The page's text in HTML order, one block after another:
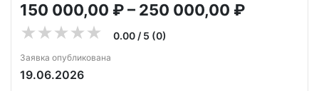
150 000,00 ₽ – 250 000,00 ₽
0.00 / 5 (0)
Заявка опубликована
19.06.2026